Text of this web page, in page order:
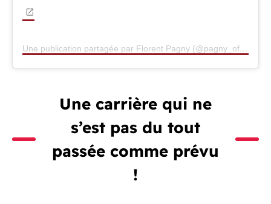
Une publication partagée par Florent Pagny (@pagny_officiel)
Une carrière qui ne
s’est pas du tout
passée comme prévu
!